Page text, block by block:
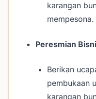
karangan
mempesona.
Peresmian
Berikan
pembukaan
karangan